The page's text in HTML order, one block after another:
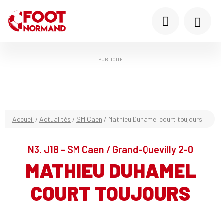
PUBLICITÉ
Accueil / Actualités / SM Caen / Mathieu Duhamel court toujours
N3. J18 - SM Caen / Grand-Quevilly 2-0
MATHIEU DUHAMEL
COURT TOUJOURS